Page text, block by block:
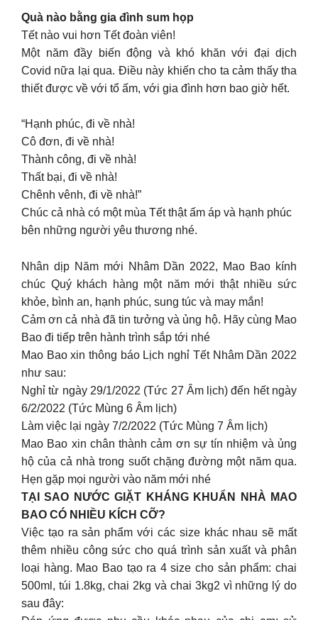
Quà nào bằng gia đình sum họp
Tết nào vui hơn Tết đoàn viên!
Một năm đầy biến động và khó khăn với đại dịch
Covid nữa lại qua. Điều này khiến cho ta cảm thấy tha
thiết được về với tổ ấm, với gia đình hơn bao giờ hết.
“Hạnh phúc, đi về nhà!
Cô đơn, đi về nhà!
Thành công, đi về nhà!
Thất bại, đi về nhà!
Chênh vênh, đi về nhà!”
Chúc cả nhà có một mùa Tết thật ấm áp và hạnh phúc
bên những người yêu thương nhé.
Nhân dịp Năm mới Nhâm Dần 2022, Mao Bao kính
chúc Quý khách hàng một năm mới thật nhiều sức
khỏe, bình an, hạnh phúc, sung túc và may mắn!
Cảm ơn cả nhà đã tin tưởng và ủng hộ. Hãy cùng Mao
Bao đi tiếp trên hành trình sắp tới nhé
Mao Bao xin thông báo Lịch nghỉ Tết Nhâm Dần 2022
như sau:
Nghỉ từ ngày 29/1/2022 (Tức 27 Âm lịch) đến hết ngày
6/2/2022 (Tức Mùng 6 Âm lịch)
Làm việc lại ngày 7/2/2022 (Tức Mùng 7 Âm lịch)
Mao Bao xin chân thành cảm ơn sự tín nhiệm và ủng
hộ của cả nhà trong suốt chặng đường một năm qua.
Hẹn gặp mọi người vào năm mới nhé
TẠI SAO NƯỚC GIẶT KHÁNG KHUẨN NHÀ MAO
BAO CÓ NHIỀU KÍCH CỠ?
Việc tạo ra sản phẩm với các size khác nhau sẽ mất
thêm nhiều công sức cho quá trình sản xuất và phân
loại hàng. Mao Bao tạo ra 4 size cho sản phẩm: chai
500ml, túi 1.8kg, chai 2kg và chai 3kg2 vì những lý do
sau đây: